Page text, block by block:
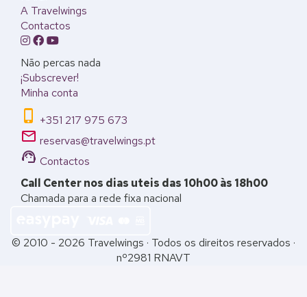
A Travelwings
Contactos
Não percas nada
¡Subscrever!
Minha conta
phone_iphone +351 217 975 673
email reservas@travelwings.pt
support_agent Contactos
Call Center nos dias uteis das 10h00 às 18h00
Chamada para a rede fixa nacional
© 2010 - 2026 Travelwings · Todos os direitos reservados ·
nº2981 RNAVT